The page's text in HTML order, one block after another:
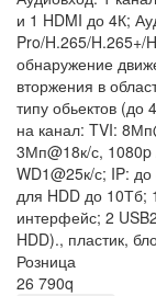
и 1 HDMI до 4К;
Pro/H.265/H.265+/
обнаружение
вторжения в
типу обьектов (до
на канал: TVI:
3Мп@18к/с,
WD1@25к/с; IP:
для HDD до 10Тб;
интерфейс; 2
HDD)., пластик,
Розница
26 790q